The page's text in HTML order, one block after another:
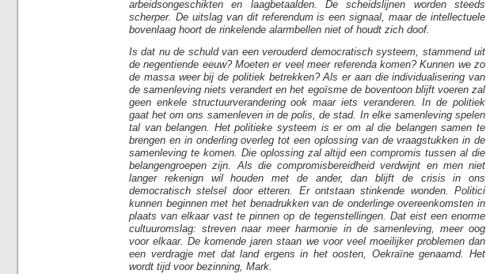
arbeidsongeschikten en laagbetaalden. De scheidslijnen worden steeds
scherper. De uitslag van dit referendum is een signaal, maar de intellectuele
bovenlaag hoort de rinkelende alarmbellen niet of houdt zich doof.
Is dat nu de schuld van een verouderd democratisch systeem, stammend uit
de negentiende eeuw? Moeten er veel meer referenda komen? Kunnen we zo
de massa weer bij de politiek betrekken? Als er aan die individualisering van
de samenleving niets verandert en het egoïsme de boventoon blijft voeren zal
geen enkele structuurverandering ook maar iets veranderen. In de politiek
gaat het om ons samenleven in de polis, de stad. In elke samenleving spelen
tal van belangen. Het politieke systeem is er om al die belangen samen te
brengen en in onderling overleg tot een oplossing van de vraagstukken in de
samenleving te komen. Die oplossing zal altijd een compromis tussen al die
belangengroepen zijn. Als die compromisbereidheid verdwijnt en men niet
langer rekenign wil houden met de ander, dan blijft de crisis in ons
democratisch stelsel door etteren. Er ontstaan stinkende wonden. Politici
kunnen beginnen met het benadrukken van de onderlinge overeenkomsten in
plaats van elkaar vast te pinnen op de tegenstellingen. Dat eist een enorme
cultuuromslag: streven naar meer harmonie in de samenleving, meer oog
voor elkaar. De komende jaren staan we voor veel moeilijker problemen dan
een verdragje met dat land ergens in het oosten, Oekraïne genaamd. Het
wordt tijd voor bezinning, Mark.